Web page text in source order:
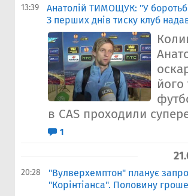
13:39
Анатолій ТИМОЩУК: "У
З перших днів тиску клуб
його
в CAS проходили
1
20:28
"Вулверхемптон" планує
"Корінтіанса". Половину